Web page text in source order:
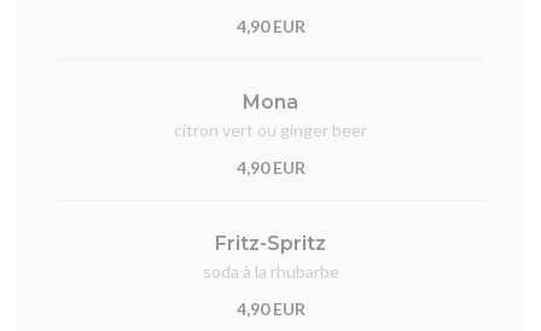
4,90 EUR
Mona
citron vert ou ginger beer
4,90 EUR
Fritz-Spritz
soda à la rhubarbe
4,90 EUR